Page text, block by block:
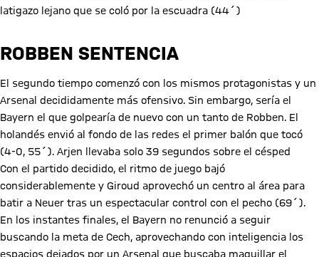
latigazo lejano que se coló por la escuadra (44´)
ROBBEN SENTENCIA
El segundo tiempo comenzó con los mismos protagonistas y un
Arsenal decididamente más ofensivo. Sin embargo, sería el
Bayern el que golpearía de nuevo con un tanto de Robben. El
holandés envió al fondo de las redes el primer balón que tocó
(4-0, 55´). Arjen llevaba solo 39 segundos sobre el césped
Con el partido decidido, el ritmo de juego bajó
considerablemente y Giroud aprovechó un centro al área para
batir a Neuer tras un espectacular control con el pecho (69´).
En los instantes finales, el Bayern no renunció a seguir
buscando la meta de Cech, aprovechando con inteligencia los
espacios dejados por un Arsenal que buscaba maquillar el